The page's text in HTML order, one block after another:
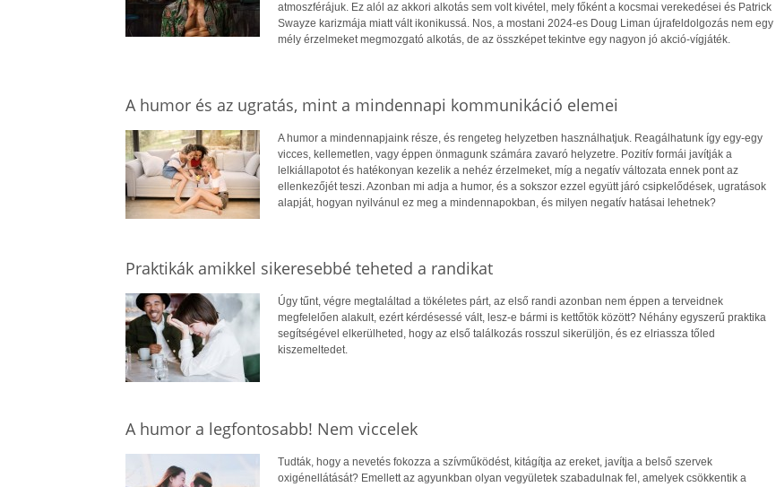
atmoszférájuk. Ez alól az akkori alkotás sem volt kivétel, mely főként a kocsmai verekedései és Patrick
Swayze karizmája miatt vált ikonikussá. Nos, a mostani 2024-es Doug Liman újrafeldolgozás nem egy
mély érzelmeket megmozgató alkotás, de az összképet tekintve egy nagyon jó akció-vígjáték.
A humor és az ugratás, mint a mindennapi kommunikáció elemei
A humor a mindennapjaink része, és rengeteg helyzetben használhatjuk. Reagálhatunk így egy-egy
vicces, kellemetlen, vagy éppen önmagunk számára zavaró helyzetre. Pozitív formái javítják a
lelkiállapotot és hatékonyan kezelik a nehéz érzelmeket, míg a negatív változata ennek pont az
ellenkezőjét teszi. Azonban mi adja a humor, és a sokszor ezzel együtt járó csipkelődések, ugratások
alapját, hogyan nyilvánul ez meg a mindennapokban, és milyen negatív hatásai lehetnek?
Praktikák amikkel sikeresebbé teheted a randikat
Úgy tűnt, végre megtaláltad a tökéletes párt, az első randi azonban nem éppen a terveidnek
megfelelően alakult, ezért kérdésessé vált, lesz-e bármi is kettőtök között? Néhány egyszerű praktika
segítségével elkerülheted, hogy az első találkozás rosszul sikerüljön, és ez elriassza tőled
kiszemeltedet.
A humor a legfontosabb! Nem viccelek
Tudták, hogy a nevetés fokozza a szívműködést, kitágítja az ereket, javítja a belső szervek
oxigénellátását? Emellett az agyunkban olyan vegyületek szabadulnak fel, amelyek csökkentik a